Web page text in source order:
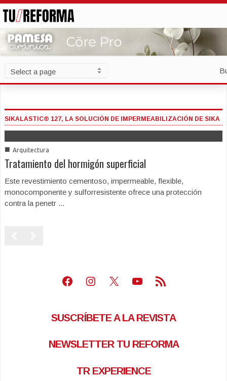
SIKALASTIC® 127, LA SOLUCIÓN DE IMPERMEABILIZACIÓN DE SIKA
■ Arquitectura
Tratamiento del hormigón superficial
Este revestimiento cementoso, impermeable, flexible,
monocomponente y sulforresistente ofrece una protección
contra la penetr ...
Facebook
Instagram
X Youtube
Feed RSS
SUSCRÍBETE A LA REVISTA
NEWSLETTER TU REFORMA
TR EXPERIENCE